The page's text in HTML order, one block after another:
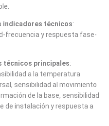
indicadores técnicos:
frecuencia y respuesta fase-
técnicos principales:
a la temperatura
sensibilidad al movimiento
de la base, sensibilidad
de instalación y respuesta a